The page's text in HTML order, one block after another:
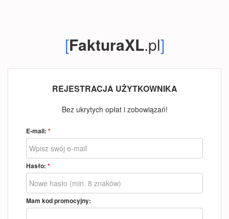
[FakturaXL.pl]
REJESTRACJA UŻYTKOWNIKA
Bez ukrytych opłat i zobowiązań!
E-mail: *
Hasło: *
Mam kod promocyjny: